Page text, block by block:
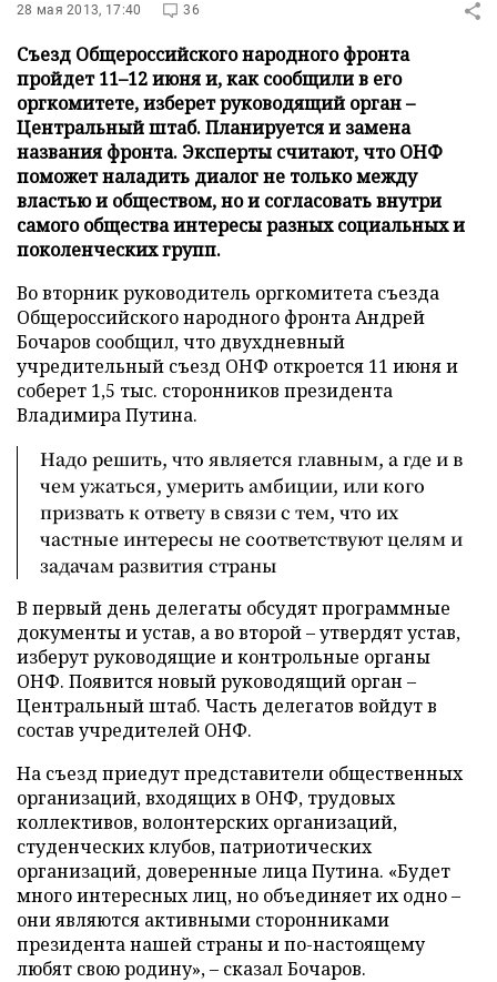
28 мая 2013, 17:40 36
Съезд Общероссийского народного фронта
пройдет 11–12 июня и, как сообщили в его
оргкомитете, изберет руководящий орган –
Центральный штаб. Планируется и замена
названия фронта. Эксперты считают, что ОНФ
поможет наладить диалог не только между
властью и обществом, но и согласовать внутри
самого общества интересы разных социальных и
поколенческих групп.
Во вторник руководитель оргкомитета съезда
Общероссийского народного фронта Андрей
Бочаров сообщил, что двухдневный
учредительный съезд ОНФ откроется 11 июня и
соберет 1,5 тыс. сторонников президента
Владимира Путина.
Надо решить, что является главным, а где и в
чем ужаться, умерить амбиции, или кого
призвать к ответу в связи с тем, что их
частные интересы не соответствуют целям и
задачам развития страны
В первый день делегаты обсудят программные
документы и устав, а во второй – утвердят устав,
изберут руководящие и контрольные органы
ОНФ. Появится новый руководящий орган –
Центральный штаб. Часть делегатов войдут в
состав учредителей ОНФ.
На съезд приедут представители общественных
организаций, входящих в ОНФ, трудовых
коллективов, волонтерских организаций,
студенческих клубов, патриотических
организаций, доверенные лица Путина. «Будет
много интересных лиц, но объединяет их одно –
они являются активными сторонниками
президента нашей страны и по-настоящему
любят свою родину», – сказал Бочаров.